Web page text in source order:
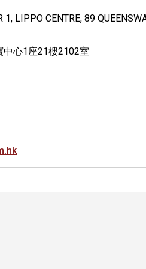
LIPPO CENTRE, 89
心1座21樓2102室